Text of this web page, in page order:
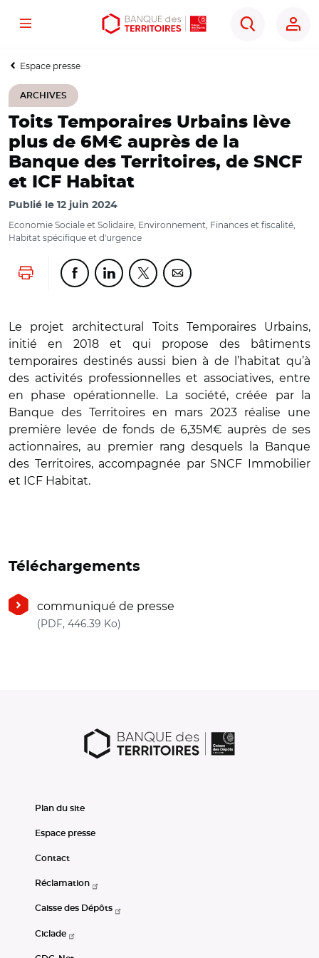
Aller
contenu
Aller
menu
Ouvrir
outils
Menu
Rechercher
Espace presse
ARCHIVES
Toits Temporaires Urbains lève
plus de 6M€ auprès de la
Banque des Territoires, de SNCF
et ICF Habitat
Publié le 12 juin 2024
Economie Sociale et Solidaire, Environnement, Finances et fiscalité,
Habitat spécifique et d'urgence
Lancer l'impressionPartager cette page sur Facebook
Partager cette page sur Linkedin
Partager cette page sur Twitter
Partager cette page sur
Le projet architectural Toits Temporaires Urbains,
initié en 2018 et qui propose des bâtiments
temporaires destinés aussi bien à de l’habitat qu’à
des activités professionnelles et associatives, entre
en phase opérationnelle. La société, créée par la
Banque des Territoires en mars 2023 réalise une
première levée de fonds de 6,35M€ auprès de ses
actionnaires, au premier rang desquels la Banque
des Territoires, accompagnée par SNCF Immobilier
et ICF Habitat.
Téléchargements
communiqué de presse
(PDF, 446.39 Ko)
Plan du site
Espace presse
Contact
Réclamation
Caisse des Dépôts
Ciclade